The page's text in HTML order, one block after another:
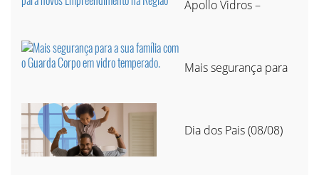
Apollo Vidros –
Mais segurança para
Dia dos Pais (08/08)